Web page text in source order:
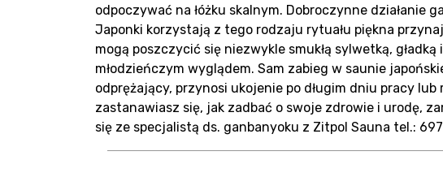
odpoczywać na łóżku skalnym. Dobroczynne działanie
Japonki korzystają z tego rodzaju rytuału piękna
mogą poszczycić się niezwykle smukłą sylwetką,
młodzieńczym wyglądem. Sam zabieg w saunie
odprężający, przynosi ukojenie po długim dniu pracy
zastanawiasz się, jak zadbać o swoje zdrowie i urodę,
się ze specjalistą ds. ganbanyoku z Zitpol Sauna tel.: